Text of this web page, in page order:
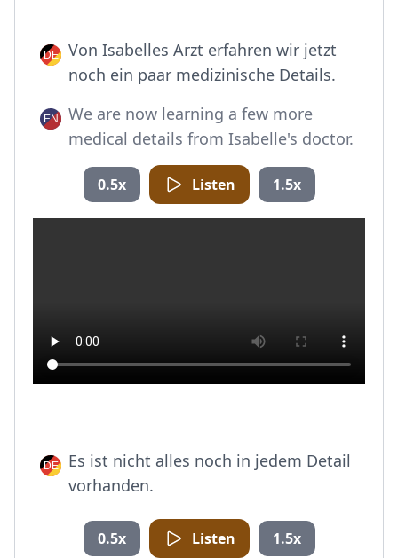
Von Isabelles Arzt erfahren wir jetzt
noch ein paar medizinische Details.
We are now learning a few more
medical details from Isabelle's doctor.
0.5x Listen 1.5x
Es ist nicht alles noch in jedem Detail
vorhanden.
0.5x Listen 1.5x